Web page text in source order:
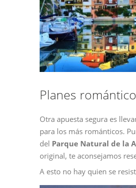
Planes
Otra apuesta segura es
para los más románticos.
del Parque Natural de la
original, te aconsejamos
A esto no hay quien se